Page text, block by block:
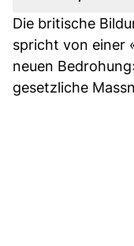
Die britische
spricht von einer
neuen
gesetzliche